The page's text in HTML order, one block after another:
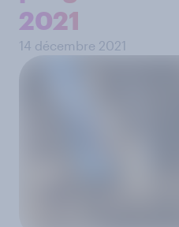
2021
14 décembre 2021